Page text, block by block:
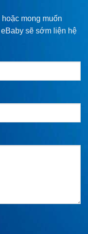
mong muốn
sẽ sớm liện hệ